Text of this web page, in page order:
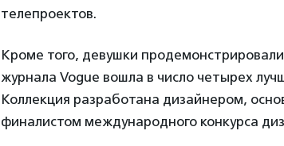
телепроектов.
Кроме того, девушки
журнала Vogue вошла в число четырех
Коллекция разработана дизайнером,
финалистом международного конкурса